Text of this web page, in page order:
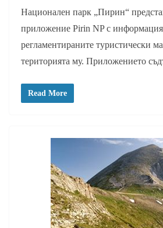
Национален парк „Пирин“
приложение Pirin NP с информация
регламентираните туристически
територията му. Приложението
Read More